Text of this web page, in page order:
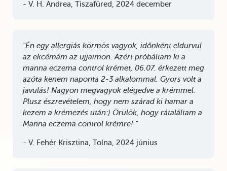
- V. H. Andrea, Tiszafüred, 2024 december
"Én egy allergiás körmös vagyok, időnként eldurvul
az ekcémám az ujjaimon. Azért próbáltam ki a
manna eczema control krémet, 06.07. érkezett meg
azóta kenem naponta 2-3 alkalommal. Gyors volt a
javulás! Nagyon megvagyok elégedve a krémmel.
Plusz észrevételem, hogy nem szárad ki hamar a
kezem a krémezés után:) Örülök, hogy rátaláltam a
Manna eczema control krémre! "
- V. Fehér Krisztina, Tolna, 2024 június